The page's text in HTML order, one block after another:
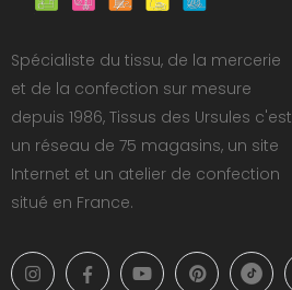
Spécialiste du tissu, de la mercerie
et de la confection sur mesure
depuis 1986, Tissus des Ursules c'est
un réseau de 75 magasins, un site
Internet et un atelier de confection
situé en France.